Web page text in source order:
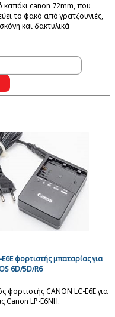
καπάκι canon 72mm, που
το φακό από γρατζουνιές,
και δακτυλικά
φορτιστής μπαταρίας για
6D/5D/R6
φορτιστής CANON LC-E6E για
Canon LP-E6NH.